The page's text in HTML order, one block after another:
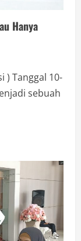
Hanya
) Tanggal 10-
sebuah